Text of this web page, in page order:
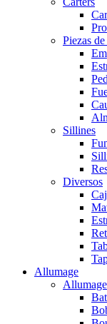
Piezas
Sillines
Diversos
Allumage
Allumage